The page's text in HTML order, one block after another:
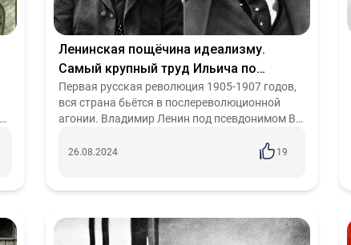
Ленинская пощёчина идеализму.
Самый крупный труд Ильича по
философии
Первая русская революция 1905-1907 годов,
вся страна бьётся в послереволюционной
агонии. Владимир Ленин под псевдонимом Вл.
посвящена вопросам экономики, бор...
26.08.2024 19